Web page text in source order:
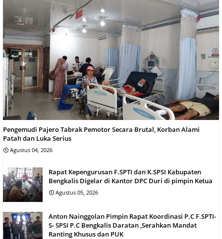
Pengemudi Pajero Tabrak Pemotor Secara Brutal, Korban Alami
Patah dan Luka Serius
Agustus 04, 2026
Rapat Kepengurusan F.SPTI dan K.SPSI Kabupaten
Bengkalis Digelar di Kantor DPC Duri di pimpin Ketua
Agustus 05, 2026
Anton Nainggolan Pimpin Rapat Koordinasi P.C F.SPTI-
S- SPSI P.C Bengkalis Daratan ,Serahkan Mandat
Ranting Khusus dan PUK